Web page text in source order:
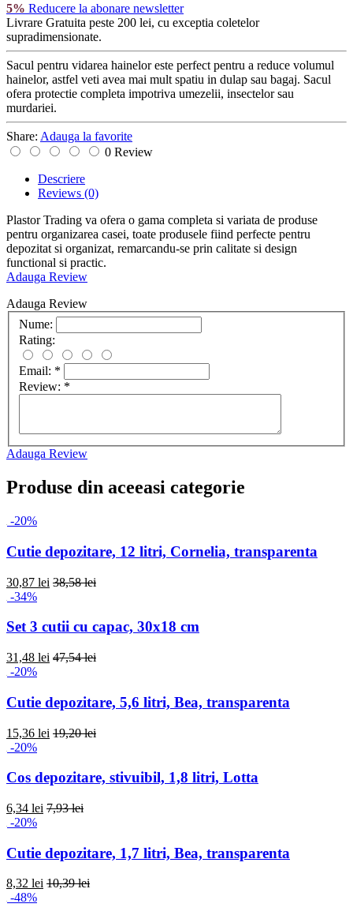
5% Reducere la abonare newsletter
Livrare Gratuita peste 200 lei, cu exceptia coletelor
supradimensionate.
Sacul pentru vidarea hainelor este perfect pentru a reduce volumul
hainelor, astfel veti avea mai mult spatiu in dulap sau bagaj. Sacul
ofera protectie completa impotriva umezelii, insectelor sau
murdariei.
Share: Adauga la favorite
0 Review
Descriere
Reviews (0)
Plastor Trading va ofera o gama completa si variata de produse
pentru organizarea casei, toate produsele fiind perfecte pentru
depozitat si organizat, remarcandu-se prin calitate si design
functional si practic.
Adauga Review
Adauga Review
Nume:
Rating:
Email: *
Review: *
Adauga Review
Produse din aceeasi categorie
-20%
Cutie depozitare, 12 litri, Cornelia, transparenta
30,87 lei 38,58 lei
-34%
Set 3 cutii cu capac, 30x18 cm
31,48 lei 47,54 lei
-20%
Cutie depozitare, 5,6 litri, Bea, transparenta
15,36 lei 19,20 lei
-20%
Cos depozitare, stivuibil, 1,8 litri, Lotta
6,34 lei 7,93 lei
-20%
Cutie depozitare, 1,7 litri, Bea, transparenta
8,32 lei 10,39 lei
-48%